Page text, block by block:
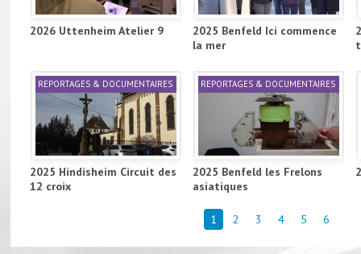
2026 Uttenheim Atelier 9
2025 Benfeld Ici commence
la mer
REPORTAGES & DOCUMENTAIRES
2025 Hindisheim Circuit des
12 croix
REPORTAGES & DOCUMENTAIRES
2025 Benfeld les Frelons
asiatiques
1 2 3 4 5 6